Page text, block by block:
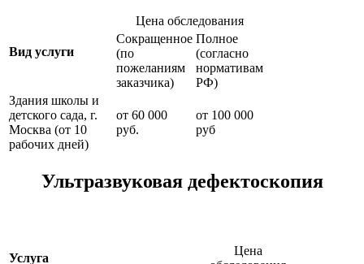
Вид услуги
Цена обследования
Сокращенное
(по
пожеланиям
заказчика)
Полное
(согласно
нормативам
РФ)
Здания школы и
детского сада, г.
Москва (от 10
рабочих дней)
от 60 000
руб.
от 100 000
руб
Ультразвуковая дефектоскопия
Услуга
Цена